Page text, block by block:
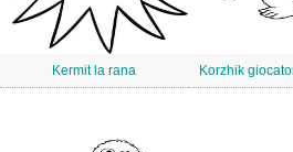
Kermit la rana Korzhik